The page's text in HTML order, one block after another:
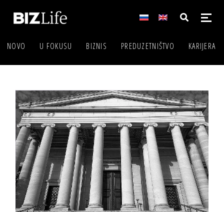
NOVO U FOKUSU BIZNIS PREDUZETNIŠTVO KARIJERA